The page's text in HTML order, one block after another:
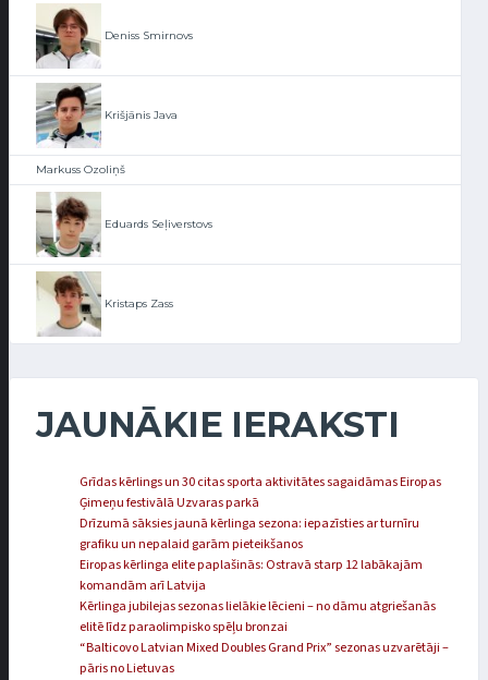
Deniss Smirnovs
Krišjānis Java
Markuss Ozoliņš
Eduards Seļiverstovs
Kristaps Zass
JAUNĀKIE IERAKSTI
Grīdas kērlings un 30 citas sporta aktivitātes sagaidāmas Eiropas
Ģimeņu festivālā Uzvaras parkā
Drīzumā sāksies jaunā kērlinga sezona: iepazīsties ar turnīru
grafiku un nepalaid garām pieteikšanos
Eiropas kērlinga elite paplašinās: Ostravā starp 12 labākajām
komandām arī Latvija
Kērlinga jubilejas sezonas lielākie lēcieni – no dāmu atgriešanās
elitē līdz paraolimpisko spēļu bronzai
“Balticovo Latvian Mixed Doubles Grand Prix” sezonas uzvarētāji –
pāris no Lietuvas